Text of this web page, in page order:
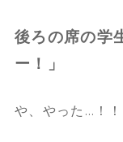
後ろの席の学
ー！」
や、やった…！